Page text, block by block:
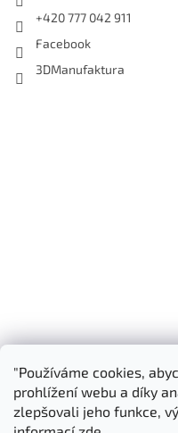
"Používáme cookies,
prohlížení webu a díky
zlepšovali jeho funkce,
+420 777 042 911
Facebook
3DManufaktura
Shoptet.cz